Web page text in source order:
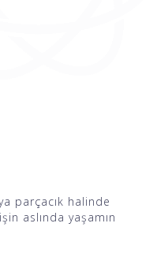
parçacık halinde
aslında yaşamın